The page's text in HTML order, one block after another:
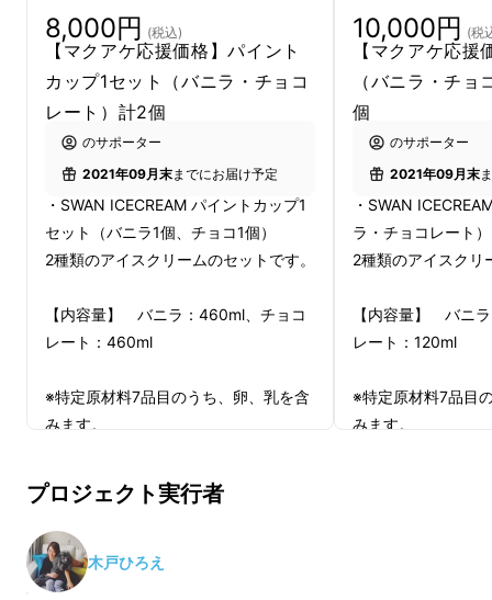
アイスクリームの原材料などについて調べてい
くうちに、身体に優しくかつ、おいしいもの、
どちらも諦めたくない。
と考えるようになり、
その思いで2020年の中頃に
自分が食べたいア
イスクリーム
ができるまで試作を繰
り返し、制作期間は1年以上もかかってしまい
ましたが、私がずっと欲しかった、
「高たんぱ
心からおいしいと思えるアイスクリーム」が、
完成間近となりました！！
8,000円 (税込)
【マクアケ応援価格】パイント
カップ1セット（バニラ・チョコ
レート）計2個
のサポーター
2021年09月末までにお届け予定
・SWAN ICECREAM パイントカップ1
セット（バニラ1個、チョコ1個）
2種類のアイスクリームのセットです。
【内容量】 バニラ：460ml、チョコ
レート：460ml
※特定原材料7品目のうち、卵、乳を含
みます。
※一部変更がある場合がございます。
※送料込み
10,000円 (税
【マクアケ応
（バニラ・チ
個
のサポーター
2021年09月末
・SWAN
ラ・チョコレート
2種類のアイスクリ
【内容量】 バニ
レート：120ml
※特定原材料7品目
みます。
プロジェクト実行者
木戸ひろえ